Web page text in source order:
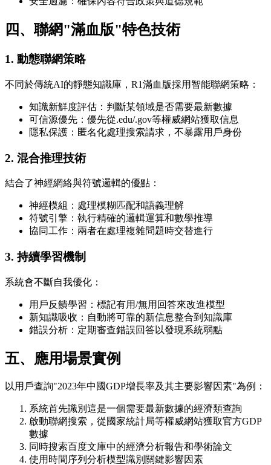
四、聯網"滿血版"特色技術
1. 動態聯網策略
不同於傳統AI的靜態知識庫，R1滿血版採用智能聯網策略：
知識新鮮度評估：判斷某領域是否需要最新數據
可信源優先：優先從.edu/.gov等權威網站獲取信息
隱私保護：匿名化處理搜索請求，不暴露用戶身份
2. 混合推理技術
結合了神經網絡與符號邏輯的優點：
神經模組：處理模糊匹配和語義理解
符號引擎：執行精確的邏輯運算和數學推導
協同工作：兩者在處理複雜問題時交替進行
3. 持續學習機制
系統會不斷自我優化：
用戶反饋學習：標記有用/無用回答來改進模型
新知識吸收：自動將可靠的新信息整合到知識庫
錯誤分析：定期審查錯誤回答以發現系統弱點
五、應用場景實例
以用戶查詢"2023年中國GDP增長率及其主要影響因素"為例：
系統首先識別這是一個需要最新數據的經濟類查詢
啟動聯網搜索，從國家統計局等權威網站獲取官方GDP
數據
同時搜索百度文庫中的經濟分析報告和學術論文
使用時間序列分析模型識別關鍵影響因素